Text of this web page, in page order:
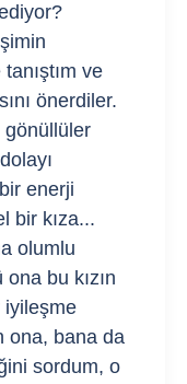
ve
önerdiler.
gönüllüler
enerji
bir kıza...
olumlu
bu kızın
iyileşme
ona, bana da
sordum, o